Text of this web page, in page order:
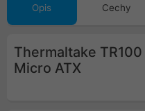
Opis Cechy
Thermaltake
Micro ATX